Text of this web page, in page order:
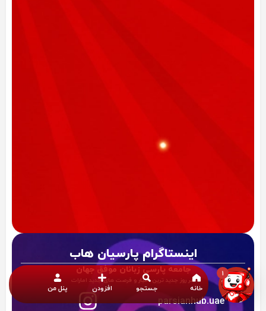
اینستاگرام پارسیان هاب
جامعه پارسی زبانان موفق جهان
هر روز جدید ترین اخبار و فرصت های جدید امارات
parsianhub.uae
خانه جستجو افزودن پنل من
1